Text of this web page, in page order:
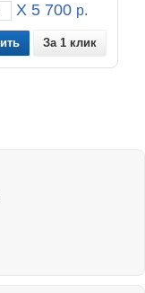
X 5 700 р.
За 1 клик